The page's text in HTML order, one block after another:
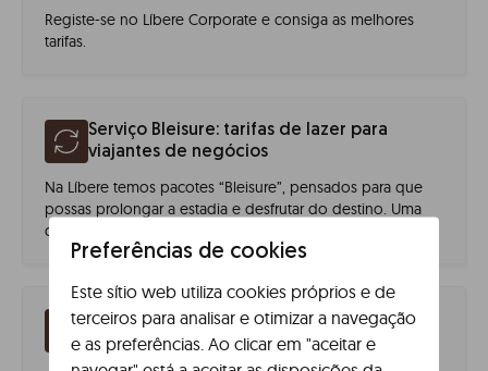
Registe-se no Líbere Corporate e consiga as melhores
tarifas.
Serviço Bleisure: tarifas de lazer para
viajantes de negócios
Na Líbere temos pacotes “Bleisure”, pensados para que
possas prolongar a estadia e desfrutar do destino. Uma
combinação de negócios e prazer com tarifas especiais.
A melhor relação qualidade-preço
Preferências de cookies
Este sítio web utiliza cookies próprios e de
terceiros para analisar e otimizar a navegação
e as preferências. Ao clicar em "aceitar e